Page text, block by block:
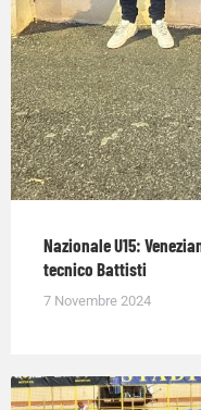
Nazionale U15:
tecnico Battisti
7 Novembre 2024